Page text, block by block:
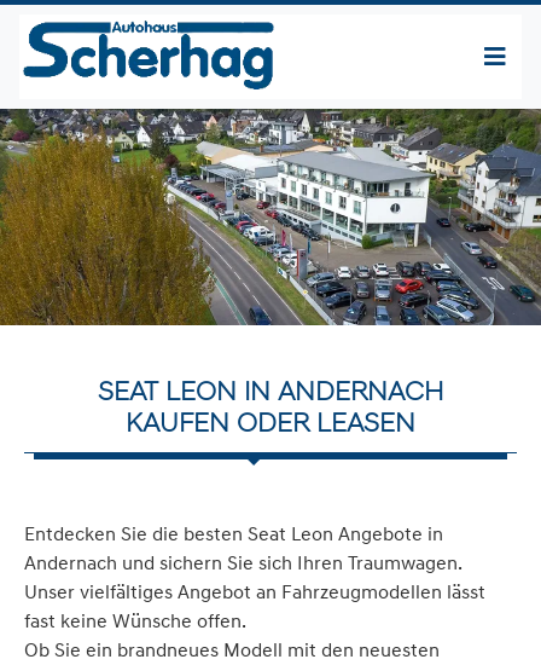
SEAT LEON IN ANDERNACH
KAUFEN ODER LEASEN
Entdecken Sie die besten Seat Leon Angebote in
Andernach und sichern Sie sich Ihren Traumwagen.
Unser vielfältiges Angebot an Fahrzeugmodellen lässt
fast keine Wünsche offen.
Ob Sie ein brandneues Modell mit den neuesten